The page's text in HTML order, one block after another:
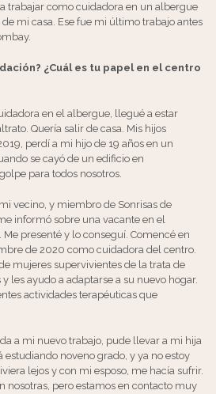
trabajar como cuidadora en un albergue
mi casa. Ese fue mi último trabajo antes
¿Cuál es tu papel en el centro
en el albergue, llegué a estar
Quería salir de casa. Mis hijos
perdí a mi hijo de 19 años en un
se cayó de un edificio en
para todos nosotros.
vecino, y miembro de Sonrisas de
informó sobre una vacante en el
presenté y lo conseguí. Comencé en
de 2020 como cuidadora del centro.
mujeres supervivientes de la trata de
les ayudo a adaptarse a su nuevo hogar.
actividades terapéuticas que
a mi nuevo trabajo, pude llevar a mi hija
noveno grado, y ya no estoy
lejos y con mi esposo, me hacía sufrir.
nosotras, pero estamos en contacto muy